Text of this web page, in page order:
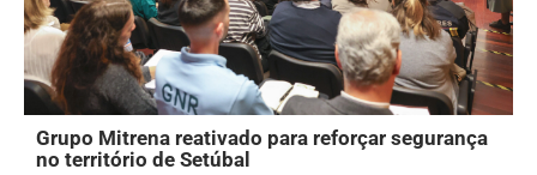
Grupo Mitrena reativado para reforçar segurança
no território de Setúbal